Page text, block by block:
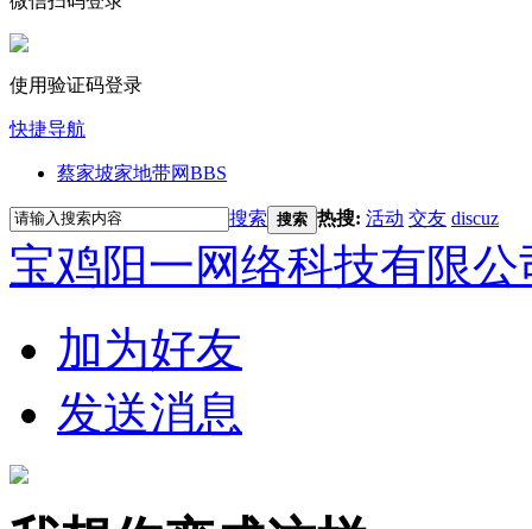
使用验证码登录
快捷导航
蔡家坡家地带网BBS
搜索 搜索 热搜: 活动 交友 discuz
宝鸡阳一网络科技有限公
加为好友
发送消息